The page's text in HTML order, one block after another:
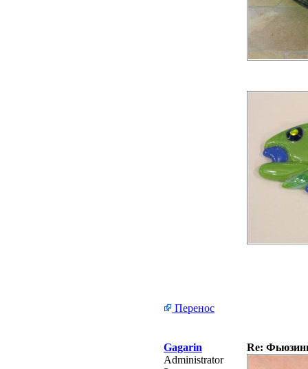
Перенос
Gagarin
Re:
Administrator